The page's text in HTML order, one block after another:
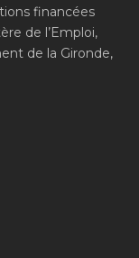
financées
de l’Emploi,
de la Gironde,